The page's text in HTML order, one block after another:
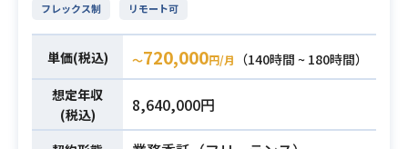
iOSエンジニア：2名
※状況に応じて兼務している方もお
ります。
・エンジニアとしてのご経験5年以上
・PHPを用いた開発経験3年以上
より使いやすさだったり、利便性が
たいと思っています。
ud/Service Cloud
フレックス制 リモート可
単価(税込) 〜720,000円/月
（140時間 ~ 180時間）
想定年収
(税込)
8,640,000円